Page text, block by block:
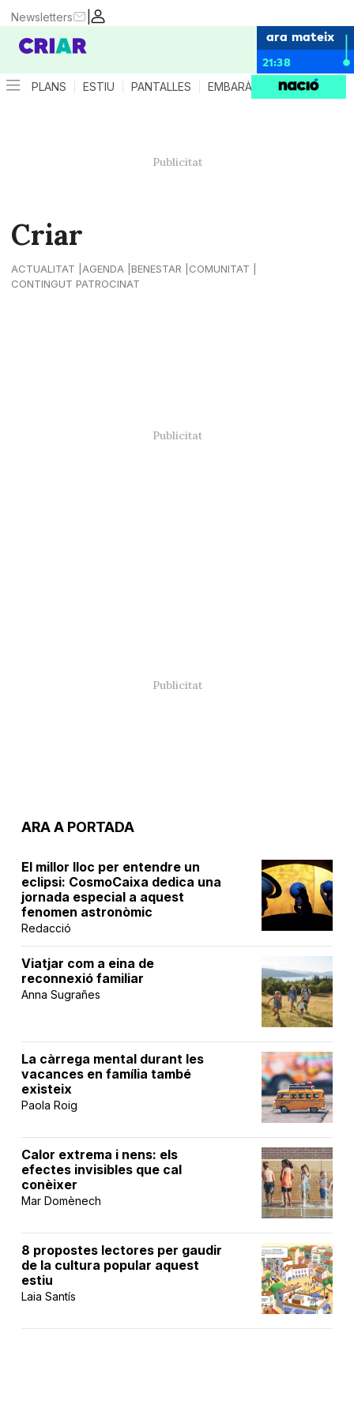
|
Newsletters
ara mateix
21:38
PLANS ESTIU PANTALLES EMBARÀS CRIANÇA
Criar
ACTUALITAT AGENDA BENESTAR
COMUNITAT
CONTINGUT PATROCINAT
ARA A PORTADA
El millor lloc per entendre un
eclipsi: CosmoCaixa dedica una
jornada especial a aquest
fenomen astronòmic
Redacció
Viatjar com a eina de
reconnexió familiar
Anna Sugrañes
La càrrega mental durant les
vacances en família també
existeix
Paola Roig
Calor extrema i nens: els
efectes invisibles que cal
conèixer
Mar Domènech
8 propostes lectores per gaudir
de la cultura popular aquest
estiu
Laia Santís